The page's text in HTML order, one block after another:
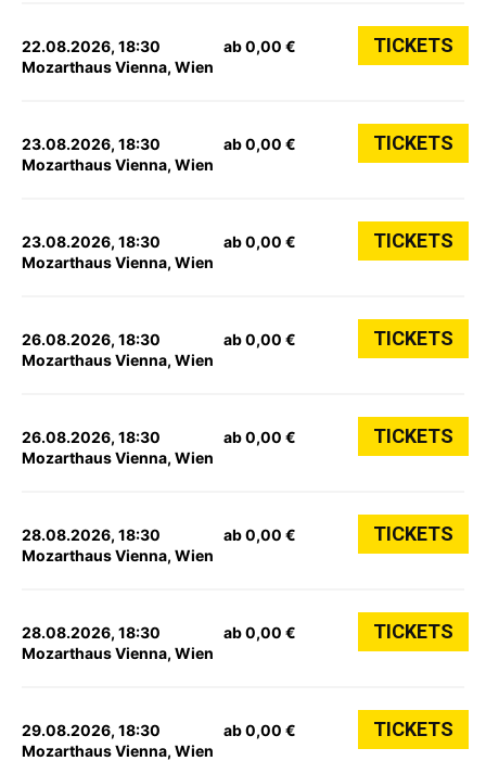
22.08.2026, 18:30
Mozarthaus Vienna, Wien
ab 0,00 € TICKETS
23.08.2026, 18:30
Mozarthaus Vienna, Wien
ab 0,00 € TICKETS
23.08.2026, 18:30
Mozarthaus Vienna, Wien
ab 0,00 € TICKETS
26.08.2026, 18:30
Mozarthaus Vienna, Wien
ab 0,00 € TICKETS
26.08.2026, 18:30
Mozarthaus Vienna, Wien
ab 0,00 € TICKETS
28.08.2026, 18:30
Mozarthaus Vienna, Wien
ab 0,00 € TICKETS
28.08.2026, 18:30
Mozarthaus Vienna, Wien
ab 0,00 € TICKETS
29.08.2026, 18:30
Mozarthaus Vienna, Wien
ab 0,00 € TICKETS